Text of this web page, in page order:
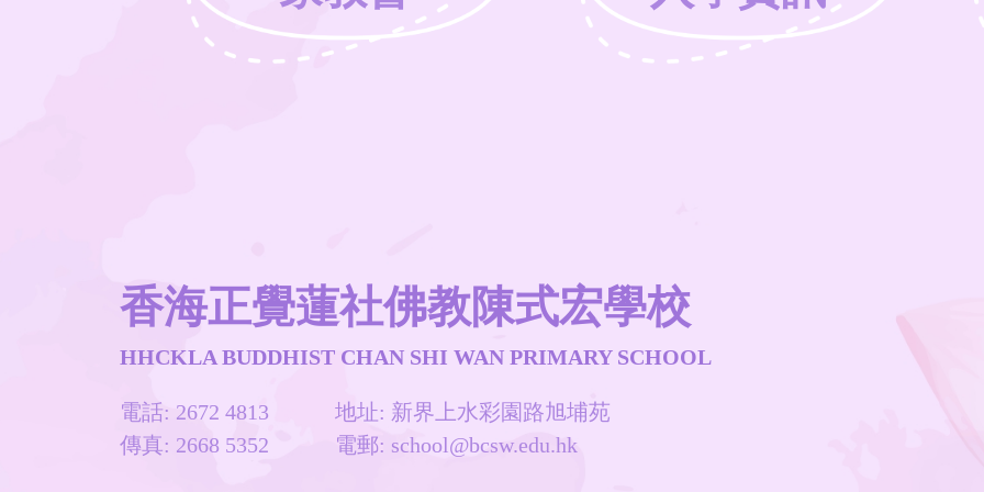
香海正覺蓮社佛教陳式宏學校
HHCKLA BUDDHIST CHAN SHI WAN PRIMARY SCHOOL
電話: 2672 4813
地址: 新界上水彩園路旭埔苑
傳真: 2668 5352
電郵: school@bcsw.edu.hk